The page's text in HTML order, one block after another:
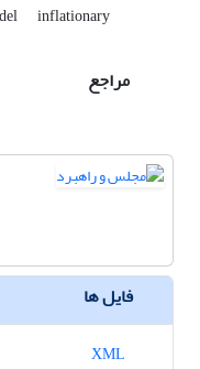
inflationary
مراجع
فایل ها